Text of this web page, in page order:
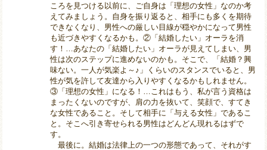
ころを見つける以前に、ご自身は「理想の女性」なのか考
えてみましょう。自身を振り返ると、相手にも多くを期待
できなくなり、男性への厳しい目線が穏やかになって男性
も近づきやすくなるかも。②「結婚したい」オーラを消
す！…あなたの「結婚したい」オーラが見えてしまい、男
性は次のステップに進めないのかも。そこで、「結婚？興
味ない。一人が気楽よ～♪」くらいのスタンスでいると、男
性が気を許して友達から入りやすくなるかもしれません。
③「理想の女性」になる！…これはもう、私が言う資格は
まったくないのですが、肩の力を抜いて、笑顔で、すてき
な女性であること。そして相手に「与える女性」であるこ
と。そこへ引き寄せられる男性はどんどん現れるはずで
す。
最後に。結婚は法律上の一つの形態であって、それがす